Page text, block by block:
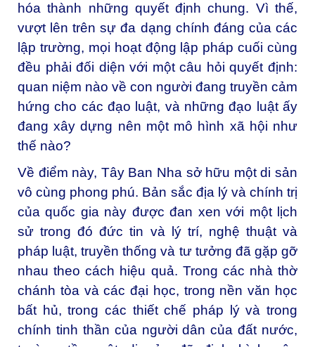
hóa thành những quyết định chung. Vì thế,
vượt lên trên sự đa dạng chính đáng của các
lập trường, mọi hoạt động lập pháp cuối cùng
đều phải đối diện với một câu hỏi quyết định:
quan niệm nào về con người đang truyền cảm
hứng cho các đạo luật, và những đạo luật ấy
đang xây dựng nên một mô hình xã hội như
thế nào?
Về điểm này, Tây Ban Nha sở hữu một di sản
vô cùng phong phú. Bản sắc địa lý và chính trị
của quốc gia này được đan xen với một lịch
sử trong đó đức tin và lý trí, nghệ thuật và
pháp luật, truyền thống và tư tưởng đã gặp gỡ
nhau theo cách hiệu quả. Trong các nhà thờ
chánh tòa và các đại học, trong nền văn học
bất hủ, trong các thiết chế pháp lý và trong
chính tinh thần của người dân của đất nước,